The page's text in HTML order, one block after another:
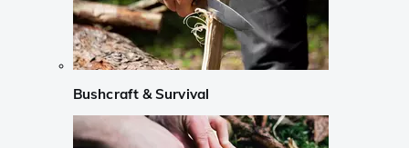
Bushcraft & Survival